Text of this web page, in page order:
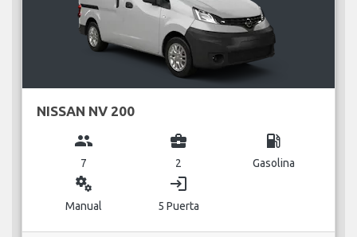
NISSAN NV 200
group
7
business_center
2
local_gas_station
Gasolina
miscellaneous_services
Manual
login
5 Puerta